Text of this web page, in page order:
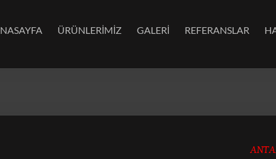
ÜRÜNLERİMİZ GALERİ REFERANSLAR